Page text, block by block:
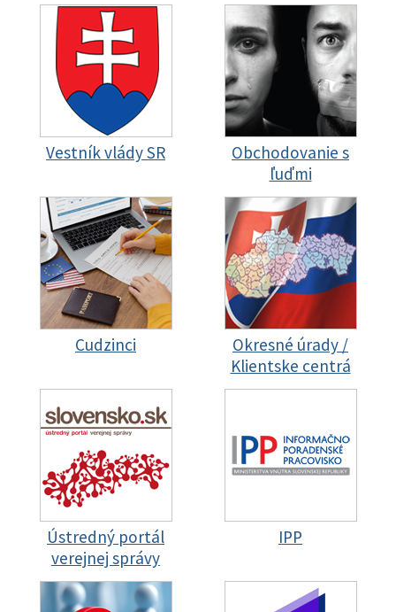
Vestník vlády SR
Obchodovanie s
ľuďmi
Cudzinci
Okresné úrady /
Klientske centrá
Ústredný portál
verejnej správy
IPP